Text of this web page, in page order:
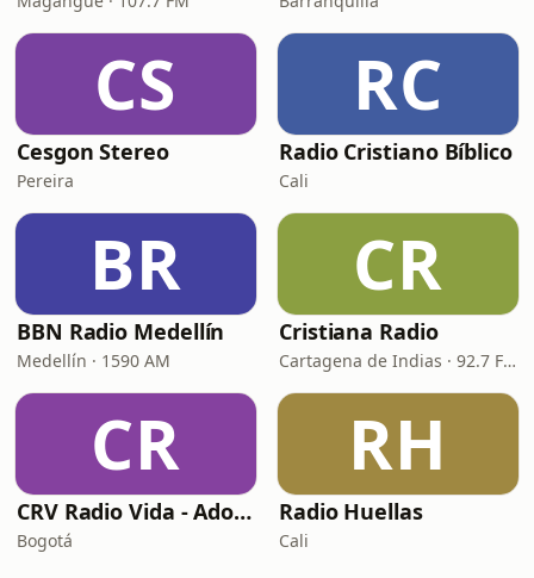
CS
Cesgon Stereo
Pereira
RC
Radio Cristiano Bíblico
Cali
BR
BBN Radio Medellín
Medellín · 1590 AM
CR
Cristiana Radio
Cartagena de Indias · 92.7 FM
CR
CRV Radio Vida - Adoracion
Bogotá
RH
Radio Huellas
Cali